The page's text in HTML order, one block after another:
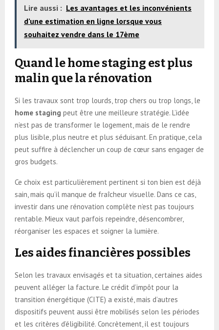
Lire aussi : Les avantages et les inconvénients
d’une estimation en ligne lorsque vous
souhaitez vendre dans le 17ème
Quand le home staging est plus
malin que la rénovation
Si les travaux sont trop lourds, trop chers ou trop longs, le
home staging peut être une meilleure stratégie. L’idée
n’est pas de transformer le logement, mais de le rendre
plus lisible, plus neutre et plus séduisant. En pratique, cela
peut suffire à déclencher un coup de cœur sans engager de
gros budgets.
Ce choix est particulièrement pertinent si ton bien est déjà
sain, mais qu’il manque de fraîcheur visuelle. Dans ce cas,
investir dans une rénovation complète n’est pas toujours
rentable. Mieux vaut parfois repeindre, désencombrer,
réorganiser les espaces et soigner la lumière.
Les aides financières possibles
Selon les travaux envisagés et ta situation, certaines aides
peuvent alléger la facture. Le crédit d’impôt pour la
transition énergétique (CITE) a existé, mais d’autres
dispositifs peuvent aussi être mobilisés selon les périodes
et les critères d’éligibilité. Concrètement, il est toujours